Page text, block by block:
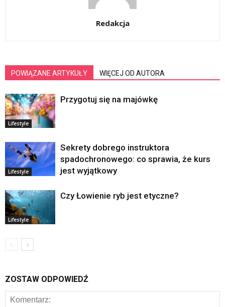
Redakcja
POWIĄZANE ARTYKUŁY WIĘCEJ OD AUTORA
Lifestyle
Przygotuj się na majówkę
Lifestyle
Sekrety dobrego instruktora
spadochronowego: co sprawia, że kurs
jest wyjątkowy
Lifestyle
Czy Łowienie ryb jest etyczne?
ZOSTAW ODPOWIEDŹ